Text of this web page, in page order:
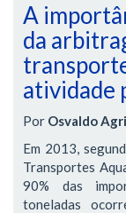
A
da
atividade
Por Osvaldo
Em 2013,
Transportes
90% das
toneladas